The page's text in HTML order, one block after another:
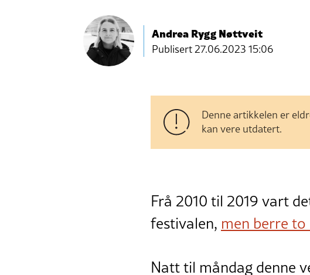
Andrea Rygg Nøttveit
Publisert27.06.2023 15:06
Denne artikkelen er
kan vere utdatert.
Frå 2010 til 2019 vart
festivalen, men berre
Natt til måndag denne